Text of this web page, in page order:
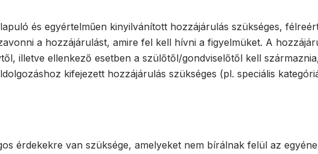
és egyértelműen kinyilvánított hozzájárulás szükséges,
a hozzájárulást, amire fel kell hívni a figyelmüket. A
illetve ellenkező esetben a szülőtől/gondviselőtől kell
kifejezett hozzájárulás szükséges (pl. speciális
érdekekre van szüksége, amelyeket nem bírálnak felül az